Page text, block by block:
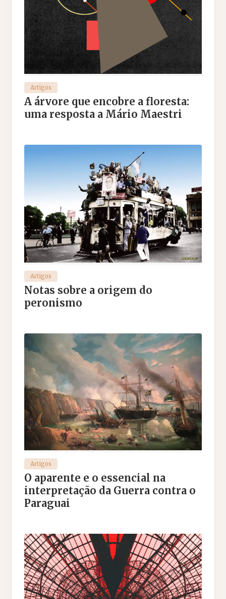
Artigos
A árvore que encobre a floresta:
uma resposta a Mário Maestri
Artigos
Notas sobre a origem do
peronismo
Artigos
O aparente e o essencial na
interpretação da Guerra contra o
Paraguai